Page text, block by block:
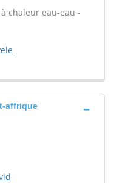
chaleur eau-eau -
affrique